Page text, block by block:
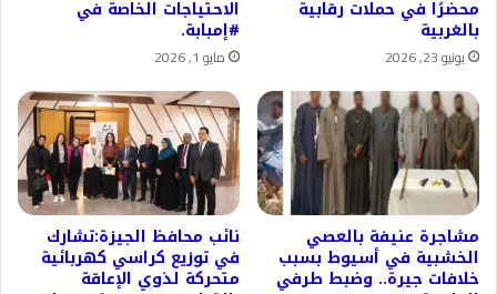
محضرًا في حملات رقابية
بالغربية
يونيو 23, 2026
الاحتياجات الخاصة في
#إمبابة.
مايو 1, 2026
مشاجرة عنيفة بالعصي
الخشبية في أسيوط بسبب
خلافات جيرة.. وضبط طرفي
نائب محافظ الجيزة:تشارك
في توزيع كراسي كهربائية
متحركة لذوي الإعاقة